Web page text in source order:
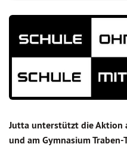
Jutta unterstützt die Aktion
und am Gymnasium